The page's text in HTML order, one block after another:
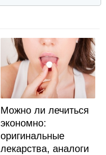
Можно ли лечиться
экономно:
оригинальные
лекарства, аналоги